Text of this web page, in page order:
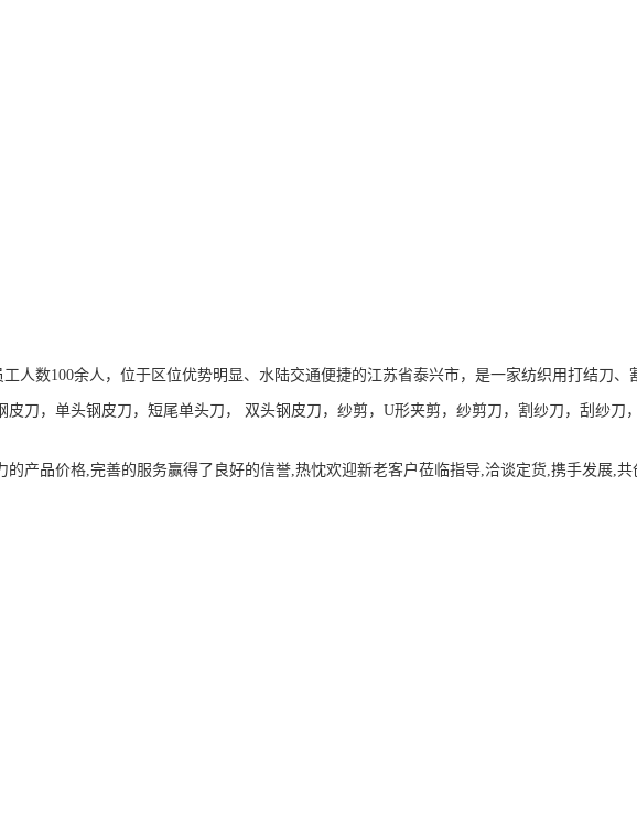
人数100余人，位于区位优势明显、水陆交通便捷的江苏省泰兴市，是一家纺织用打结刀
刀，单头钢皮刀，短尾单头刀， 双头钢皮刀，纱剪，U形夹剪，纱剪刀，割纱刀 ， 刮纱刀
产品价格,完善的服务赢得了良好的信誉,热忱欢迎新老客户莅临指导,洽谈定货,携手发展,共